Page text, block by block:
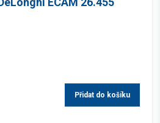
Přidat do košíku